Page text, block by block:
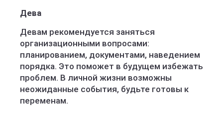
Дева
Девам рекомендуется заняться
организационными вопросами:
планированием, документами, наведением
порядка. Это поможет в будущем избежать
проблем. В личной жизни возможны
неожиданные события, будьте готовы к
переменам.